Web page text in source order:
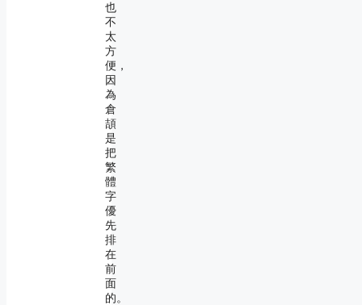
也
不
太
方
便，
因
為
倉
頡
是
把
繁
體
字
優
先
排
在
前
面
的。